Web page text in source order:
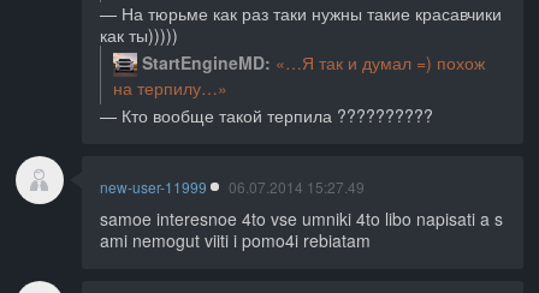
На тюрьме как раз таки нужны такие красавчики
как ты)))))
StartEngineMD
Я так и думал =) похож
на терпилу
Кто вообще такой терпила ??????????
new-user-11999 06.07.2014 15:27.49
samoe interesnoe 4to vse umniki 4to libo napisati a s
ami nemogut viiti i pomo4i rebiatam